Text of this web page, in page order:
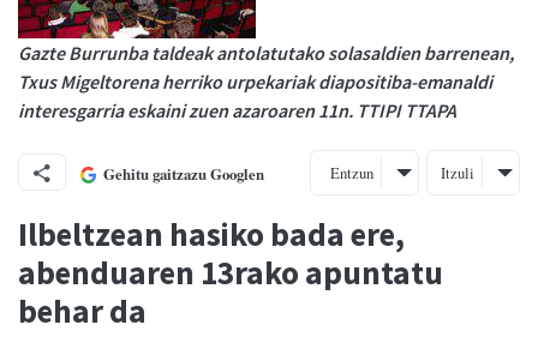
Gazte Burrunba taldeak antolatutako solasaldien barrenean,
Txus Migeltorena herriko urpekariak diapositiba-emanaldi
interesgarria eskaini zuen azaroaren 11n. TTIPI TTAPA
Gehitu gaitzazu Googlen Entzun Itzuli
Ilbeltzean hasiko bada ere,
abenduaren 13rako apuntatu
behar da